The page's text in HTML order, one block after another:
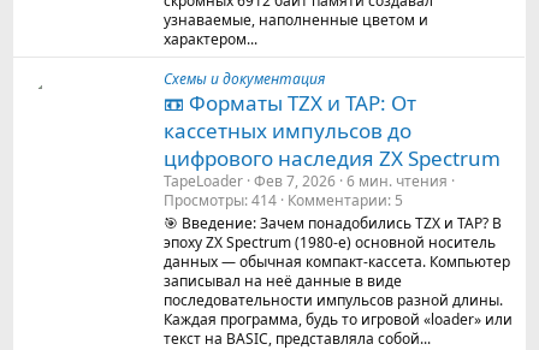
узнаваемые, наполненные цветом и
характером...
Схемы и документация
📼 Форматы TZX и TAP: От
кассетных импульсов до
цифрового наследия ZX Spectrum
TapeLoader Фев 7, 2026 6 мин. чтения
Просмотры 414 Комментарии 5
🎯 Введение: Зачем понадобились TZX и TAP? В
эпоху ZX Spectrum (1980-е) основной носитель
данных — обычная компакт-кассета. Компьютер
записывал на неё данные в виде
последовательности импульсов разной длины.
Каждая программа, будь то игровой «loader» или
текст на BASIC, представляла собой...